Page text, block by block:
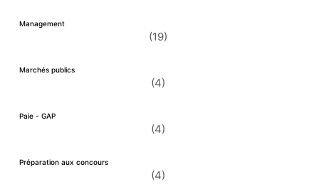
Management
(19)
Marchés publics
(4)
Paie - GAP
(4)
Préparation aux concours
(4)